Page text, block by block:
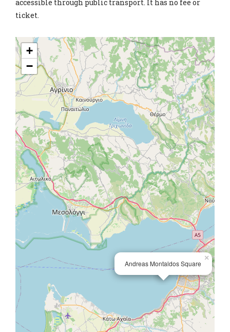
accessible through public transport. It has no fee or
ticket.
Andreas Montaldos Square
×
+
−